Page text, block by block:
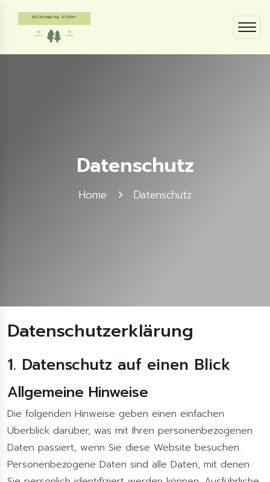
Datenschutz
Home Datenschutz
Datenschutzerklärung
1. Datenschutz auf einen Blick
Allgemeine Hinweise
Die folgenden Hinweise geben einen einfachen
Überblick darüber, was mit Ihren personenbezogenen
Daten passiert, wenn Sie diese Website besuchen.
Personenbezogene Daten sind alle Daten, mit denen